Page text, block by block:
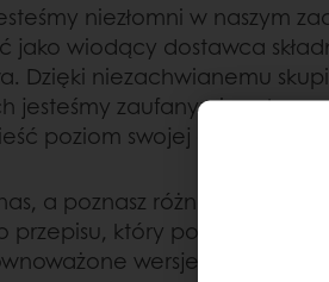
niezłomni w naszym
jako wiodący dostawca
Dzięki niezachwianemu
jesteśmy zaufanymi
poziom swojej oferty
a poznasz różne warianty
przepisu, który podbił świat,
wersje, które